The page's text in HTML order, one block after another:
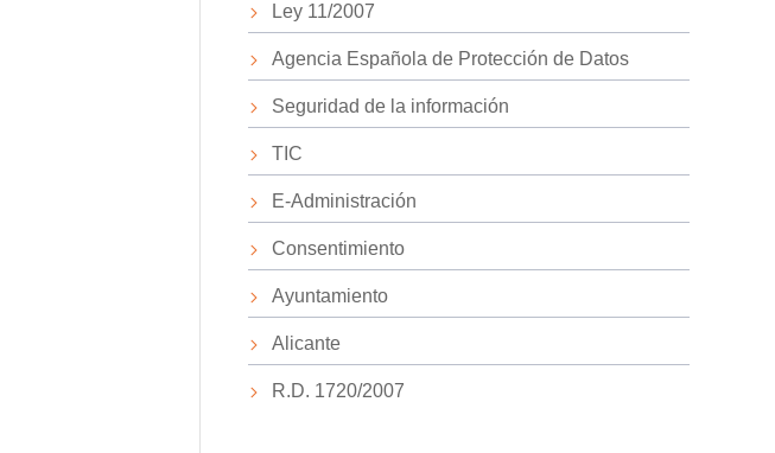
Ley 11/2007
Agencia Española de Protección de Datos
Seguridad de la información
TIC
E-Administración
Consentimiento
Ayuntamiento
Alicante
R.D. 1720/2007